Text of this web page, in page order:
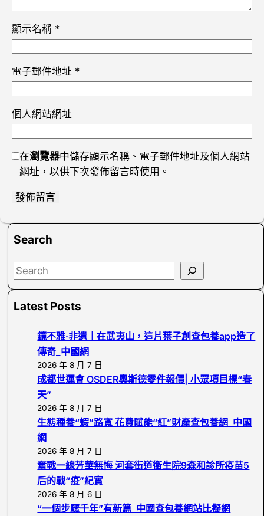
顯示名稱 *
電子郵件地址 *
個人網站網址
在瀏覽器中儲存顯示名稱、電子郵件地址及個人網站
網址，以供下次發佈留言時使用。
Search
S
aLatest Posts
鏡不雅·非遺｜在武夷山，這片葉子創查包養app造了
傳奇_中國網
2026 年 8 月 7 日
成都世運會 OSDER奧斯德零件報價| 小眾項目標“春
天”
2026 年 8 月 7 日
生態種養“蝦”路寬 花費賦能“紅”財產查包養網_中國
網
2026 年 8 月 7 日
奮戰一線芳華無悔 河套街道衛生院9森和診所疫苗5
后的戰“疫”紀實
2026 年 8 月 6 日
“一個步驟千年”有新篇_中國查包養網站比擬網